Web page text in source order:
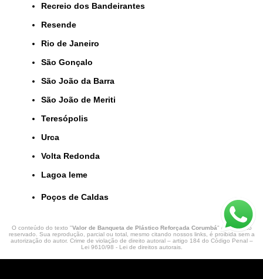
Recreio dos Bandeirantes
Resende
Rio de Janeiro
São Gonçalo
São João da Barra
São João de Meriti
Teresópolis
Urca
Volta Redonda
lagoa leme
Poços de Caldas
O conteúdo do texto "Valor de Banqueta de Plástico Reforçada Corumbá" é de direito
reservado. Sua reprodução, parcial ou total, mesmo citando nossos links, é proibida sem a
autorização do autor. Crime de violação de direito autoral – artigo 184 do Código Penal –
Lei 9610/98 - Lei de direitos autorais.